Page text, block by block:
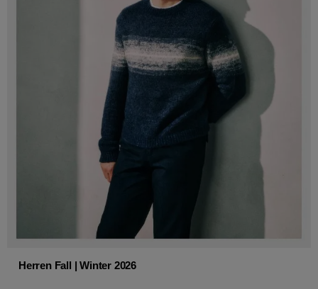
Herren Fall | Winter 2026